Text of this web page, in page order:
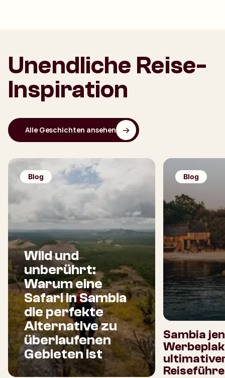
Unendliche Reise-
Inspiration
Alle Geschichten ansehen
Blog
Wild und
unberührt:
Warum eine
Safari in Sambia
die perfekte
Alternative zu
überlaufenen
Gebieten ist
Blog
Sambia